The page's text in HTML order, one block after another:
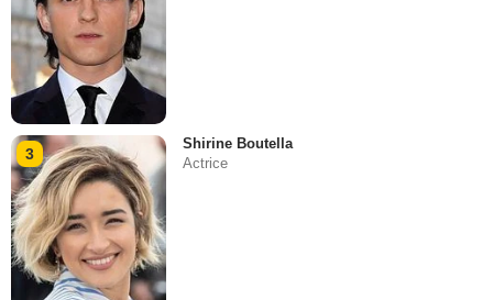
3
Shirine Boutella
Actrice